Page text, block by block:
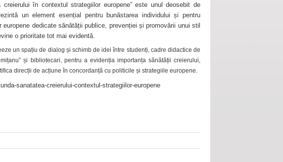
în contextul strategiilor europene” este unul deosebit de
un element esențial pentru bunăstarea individului și pentru
dedicate sănătății publice, prevenției și promovării unui stil
o prioritate tot mai evidentă.
un spațiu de dialog și schimb de idei între studenți, cadre didactice de
și bibliotecari, pentru a evidenția importanța sănătății creierului,
direcții de acțiune în concordanță cu politicile și strategiile europene.
sanatatea-creierului-contextul-strategiilor-europene